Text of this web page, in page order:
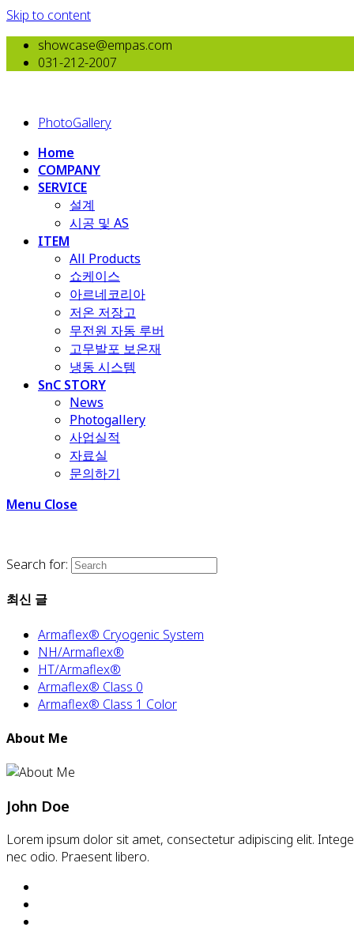
Skip to content
showcase@empas.com
031-212-2007
PhotoGallery
Home
COMPANY
SERVICE
설계
시공 및 AS
ITEM
All Products
​쇼케이스
아르네코리아
저온 저장고
무전원 자동 루버
고무발포 보온재
냉동 시스템
SnC STORY
News
Photogallery
사업실적
자료실
문의하기
Menu Close
Search for:
최신 글
Armaflex® Cryogenic System
NH/Armaflex®
HT/Armaflex®
Armaflex® Class 0
Armaflex® Class 1 Color
About Me
John Doe
Lorem ipsum dolor sit amet, consectetur adipiscing elit.
nec odio. Praesent libero.